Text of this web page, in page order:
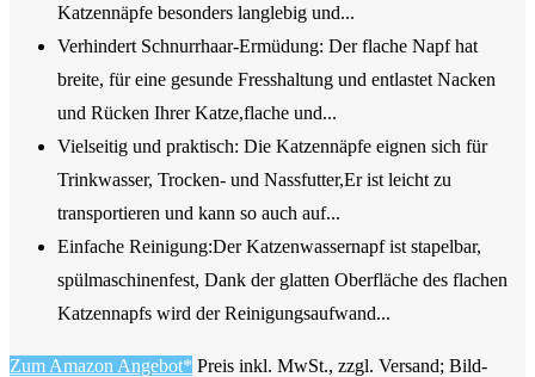
Katzennäpfe besonders langlebig und...
Verhindert Schnurrhaar-Ermüdung: Der flache Napf hat
breite, für eine gesunde Fresshaltung und entlastet Nacken
und Rücken Ihrer Katze,flache und...
Vielseitig und praktisch: Die Katzennäpfe eignen sich für
Trinkwasser, Trocken- und Nassfutter,Er ist leicht zu
transportieren und kann so auch auf...
Einfache Reinigung:Der Katzenwassernapf ist stapelbar,
spülmaschinenfest, Dank der glatten Oberfläche des flachen
Katzennapfs wird der Reinigungsaufwand...
Zum Amazon Angebot* Preis inkl. MwSt., zzgl. Versand; Bild-